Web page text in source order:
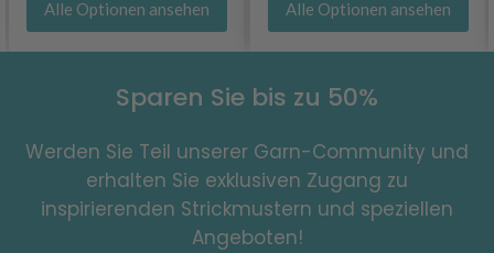
Alle Optionen ansehen Alle Optionen ansehen
Sparen Sie bis zu 50%
Werden Sie Teil unserer Garn-Community und
erhalten Sie exklusiven Zugang zu
inspirierenden Strickmustern und speziellen
Angeboten!